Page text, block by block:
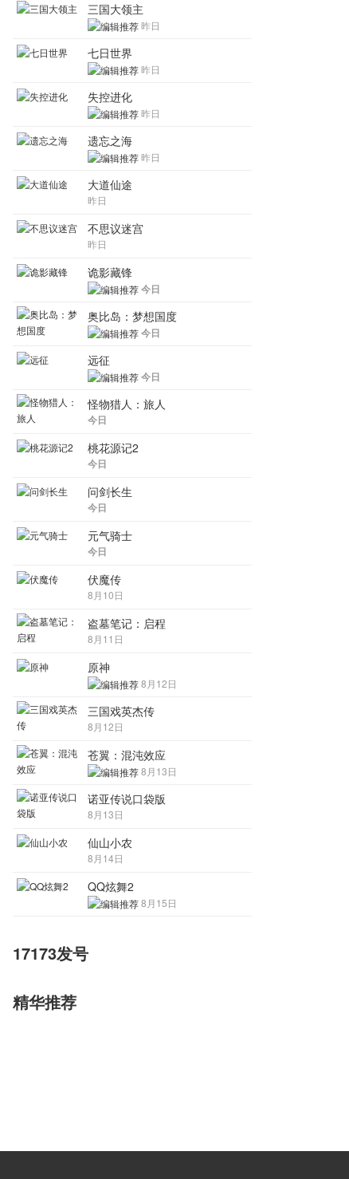
三国大领主
昨日
七日世界
昨日
失控进化
昨日
遗忘之海
昨日
大道仙途
昨日
不思议迷宫
昨日
诡影藏锋
今日
奥比岛：梦想国度
今日
远征
今日
怪物猎人：旅人
今日
桃花源记2
今日
问剑长生
今日
元气骑士
今日
伏魔传
8月10日
盗墓笔记：启程
8月11日
原神
8月12日
三国戏英杰传
8月12日
苍翼：混沌效应
8月13日
诺亚传说口袋版
8月13日
仙山小农
8月14日
QQ炫舞2
8月15日
17173发号
精华推荐